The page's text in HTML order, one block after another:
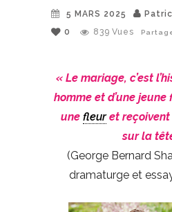
5 MARS 2025
0
839 Vues
« Le mariage, c’est
homme et d’une
une fleuret reçoivent
sur la
(George Bernard
dramaturge et